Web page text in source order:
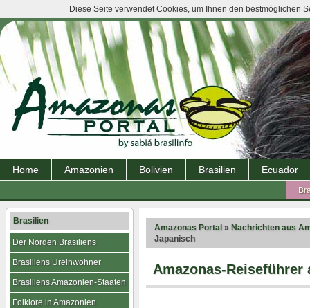
Home Amazonien Bolivien Brasilien Ecuador
Amazonas Portal » Nachrichten aus
Japanisch
Amazonas-
Brasilien
Der Norden Brasiliens
Brasiliens Ureinwohner
Brasiliens Amazonien-Staaten
Folklore in Amazonien
Diese Seite verwendet Cookies, um Ihnen den bestmöglichen